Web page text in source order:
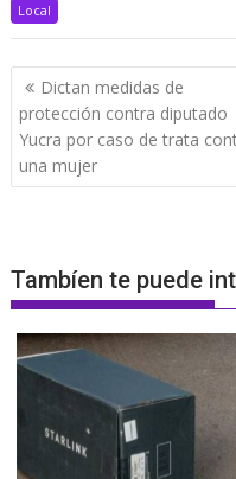
Local
Navegación
de
entradas
Dictan medidas de
protección contra diputado
Yucra por caso de trata
una mujer
Tambíen te puede